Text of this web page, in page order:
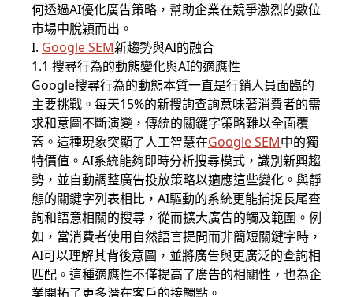
何透過AI優化廣告策略，幫助企業在競爭激烈的數位
市場中脫穎而出。
I. Google SEM新趨勢與AI的融合
1.1 搜尋行為的動態變化與AI的適應性
Google搜尋行為的動態本質一直是行銷人員面臨的
主要挑戰。每天15%的新搜詢查詢意味著消費者的需
求和意圖不斷演變，傳統的關鍵字策略難以全面覆
蓋。這種現象突顯了人工智慧在Google SEM中的獨
特價值。AI系統能夠即時分析搜尋模式，識別新興趨
勢，並自動調整廣告投放策略以適應這些變化。與靜
態的關鍵字列表相比，AI驅動的系統更能捕捉長尾查
詢和語意相關的搜尋，從而擴大廣告的觸及範圍。例
如，當消費者使用自然語言提問而非簡短關鍵字時，
AI可以理解其背後意圖，並將廣告與更廣泛的查詢相
匹配。這種適應性不僅提高了廣告的相關性，也為企
業開拓了更多潛在客戶的接觸點。